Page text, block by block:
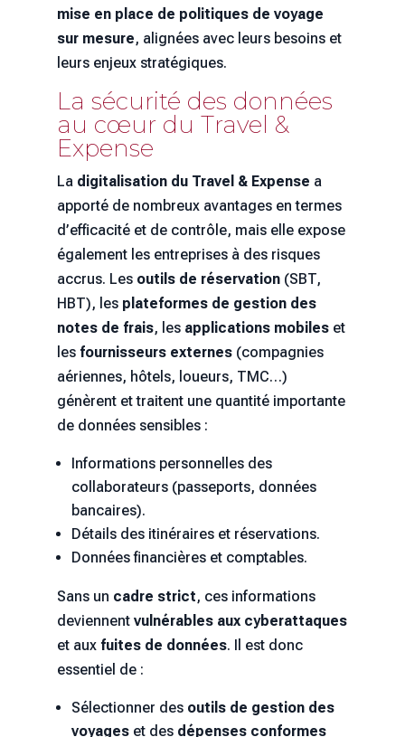
mise en place de politiques de voyage
sur mesure, alignées avec leurs besoins et
leurs enjeux stratégiques.
La sécurité des données
au cœur du Travel &
Expense
La digitalisation du Travel & Expense a
apporté de nombreux avantages en termes
d’efficacité et de contrôle, mais elle expose
également les entreprises à des risques
accrus. Les outils de réservation(SBT,
HBT), les plateformes de gestion des
notes de frais, les applications mobileset
les fournisseurs externes(compagnies
aériennes, hôtels, loueurs, TMC…)
génèrent et traitent une quantité importante
de données sensibles :
Informations personnelles des
collaborateurs (passeports, données
bancaires).
Détails des itinéraires et réservations.
Données financières et comptables.
Sans un cadre strict, ces informations
deviennent vulnérables aux cyberattaques
et aux fuites de données. Il est donc
essentiel de :
Sélectionner des outils de gestion des
voyageset des dépenses conformes